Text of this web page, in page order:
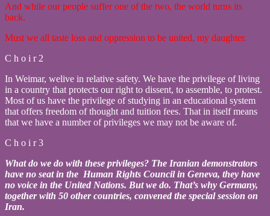
And while our people suffer one of the two, the world turns its
back.
Must we all taste loss and oppression to be united, my daughter.
C h o i r 2
In Weimar, welive in relative safety. We have the privilege of living
in a country that protects our right to dissent, to assemble, to protest.
Most of us have the privilege of studying in an educational system
that offers freedom of thought and tuition fees. That in itself means
that we have a number of privileges we may not be aware of.
C h o i r 3
What do we do with these privileges? The Iranian demonstrators
have no seat in the Human Rights Council in Geneva, they have
no voice in the United Nations. But we do. That’s why Germany,
together with 50 other countries, convened the special session on
Iran.